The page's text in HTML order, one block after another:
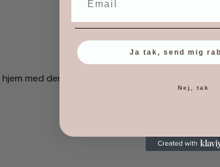
med denne håndlavede regnbue. Den er
Ja tak, send mig
Nej, tak